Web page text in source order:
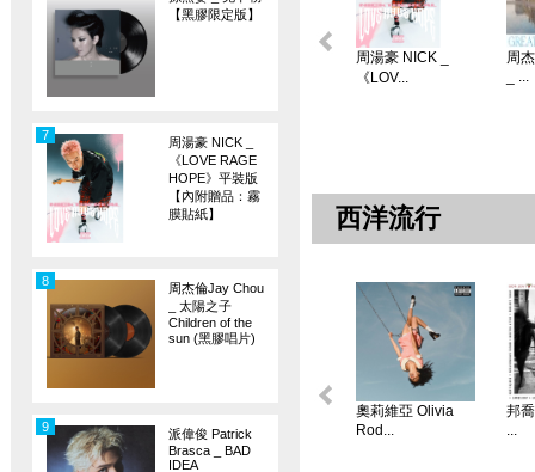
【黑膠限定版】
周湯豪 NICK _
《LOVE RAGE
HOPE》平裝版
【內附贈品：霧
膜貼紙】
7
周杰倫Jay Chou
_ 太陽之子
Children of the
sun (黑膠唱片)
8
派偉俊 Patrick
Brasca _ BAD
IDEA
9
周湯豪 NICK _
《LOV...
周
_ ...
西洋流行
奧莉維亞 Olivia
Rod...
邦
...